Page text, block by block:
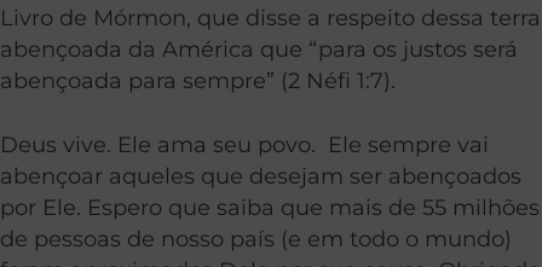
Livro de Mórmon, que disse a respeito dessa terra
abençoada da América que “para os justos será
abençoada para sempre” (2 Néfi 1:7).
Deus vive. Ele ama seu povo. Ele sempre vai
abençoar aqueles que desejam ser abençoados
por Ele. Espero que saiba que mais de 55 milhões
de pessoas de nosso país (e em todo o mundo)